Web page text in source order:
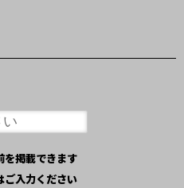
掲載できます
入力ください